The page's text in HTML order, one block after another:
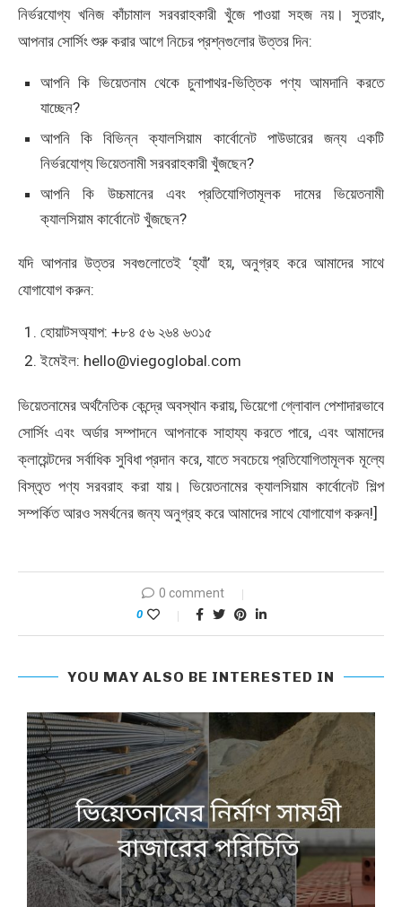
নির্ভরযোগ্য খনিজ কাঁচামাল সরবরাহকারী খুঁজে পাওয়া সহজ নয়। সুতরাং,
আপনার সোর্সিং শুরু করার আগে নিচের প্রশ্নগুলোর উত্তর দিন:
আপনি কি ভিয়েতনাম থেকে চুনাপাথর-ভিত্তিক পণ্য আমদানি করতে
যাচ্ছেন?
আপনি কি বিভিন্ন ক্যালসিয়াম কার্বোনেট পাউডারের জন্য একটি
নির্ভরযোগ্য ভিয়েতনামী সরবরাহকারী খুঁজছেন?
আপনি কি উচ্চমানের এবং প্রতিযোগিতামূলক দামের ভিয়েতনামী
ক্যালসিয়াম কার্বোনেট খুঁজছেন?
যদি আপনার উত্তর সবগুলোতেই ‘হ্যাঁ’ হয়, অনুগ্রহ করে আমাদের সাথে
যোগাযোগ করুন:
হোয়াটসঅ্যাপ: +৮৪ ৫৬ ২৬৪ ৬৩১৫
ইমেইল: hello@viegoglobal.com
ভিয়েতনামের অর্থনৈতিক কেন্দ্রে অবস্থান করায়, ভিয়েগো গ্লোবাল পেশাদারভাবে
সোর্সিং এবং অর্ডার সম্পাদনে আপনাকে সাহায্য করতে পারে, এবং আমাদের
ক্লায়েন্টদের সর্বাধিক সুবিধা প্রদান করে, যাতে সবচেয়ে প্রতিযোগিতামূলক মূল্যে
বিস্তৃত পণ্য সরবরাহ করা যায়। ভিয়েতনামের ক্যালসিয়াম কার্বোনেট শিল্প
সম্পর্কিত আরও সমর্থনের জন্য অনুগ্রহ করে আমাদের সাথে যোগাযোগ করুন!]
0 comment
0
YOU MAY ALSO BE INTERESTED IN